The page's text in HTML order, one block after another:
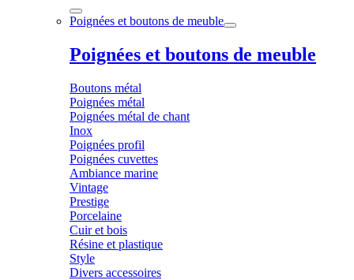
Poignées et boutons de meuble
Poignées et boutons de meuble
Boutons métal
Poignées métal
Poignées métal de chant
Inox
Poignées profil
Poignées cuvettes
Ambiance marine
Vintage
Prestige
Porcelaine
Cuir et bois
Résine et plastique
Style
Divers accessoires